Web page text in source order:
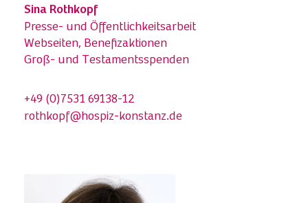
Sina Rothkopf
Presse- und Öffentlichkeitsarbeit
Webseiten, Benefizaktionen
Groß- und Testamentsspenden
+49 (0)7531 69138-12
rothkopf@hospiz-konstanz.de